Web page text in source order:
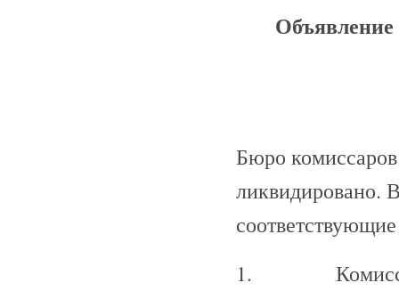
Бюро
ликвидировано.
1. Комиссары